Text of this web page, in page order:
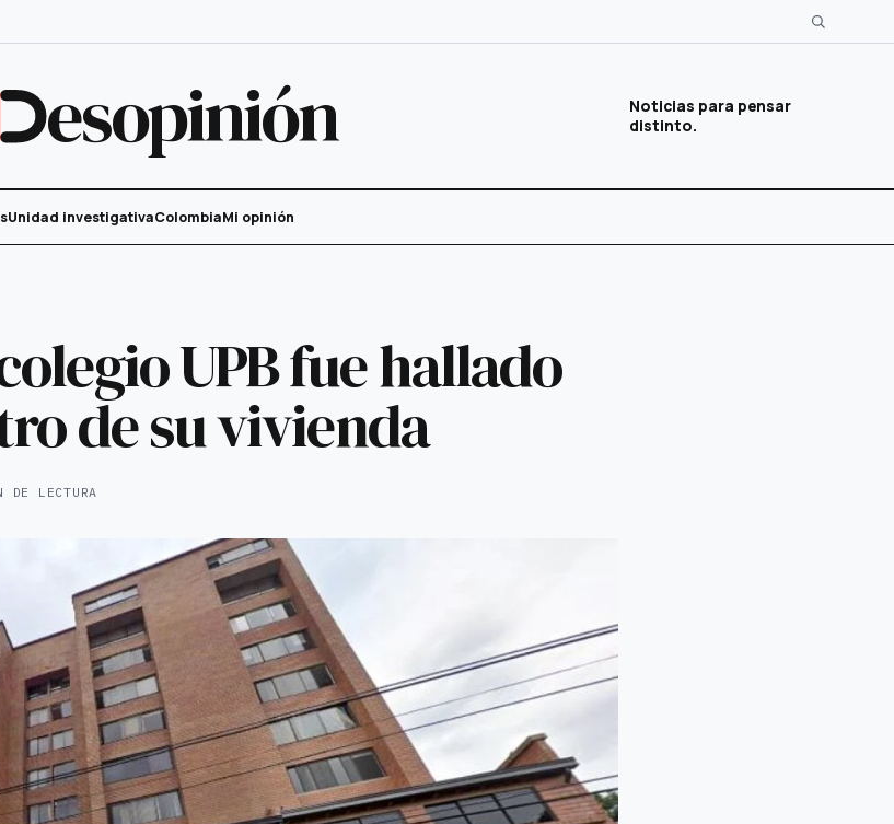
esopinión
Noticias para pensar
distinto.
Unidad investigativaColombiaMi opinión
UPB fue hallado
de su vivienda
DE LECTURA